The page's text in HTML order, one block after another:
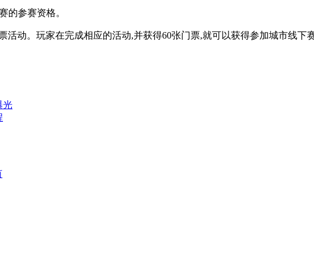
的参赛资格。
动。玩家在完成相应的活动,并获得60张门票,就可以获得参加城市线下
光